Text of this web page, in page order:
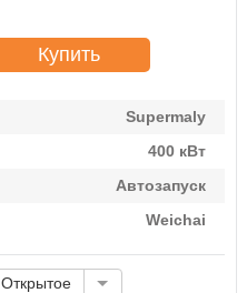
Купить
Supermaly
400 кВт
Автозапуск
Weichai
Открытое